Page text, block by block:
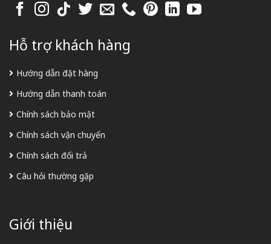
Hỗ trợ khách hàng
Hướng dẫn đặt hàng
Hướng dẫn thanh toán
Chính sách bảo mật
Chính sách vận chuyển
Chính sách đổi trả
Câu hỏi thường gặp
Giới thiệu